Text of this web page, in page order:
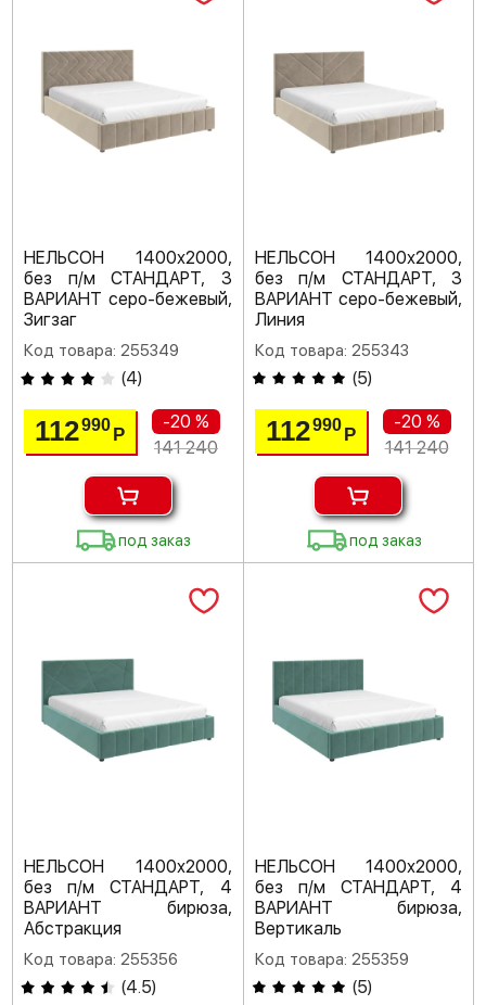
НЕЛЬСОН 1400х2000,
без п/м СТАНДАРТ, 3
ВАРИАНТ серо-бежевый,
Зигзаг
Код товара: 255349
(4)
112990Р
-20 %
141 240
под заказ
НЕЛЬСОН 1400х2000,
без п/м СТАНДАРТ, 3
ВАРИАНТ серо-бежевый,
Линия
Код товара: 255343
(5)
112990 Р
-20 %
141 240
под заказ
НЕЛЬСОН 1400х2000,
без п/м СТАНДАРТ, 4
ВАРИАНТ бирюза,
Абстракция
Код товара: 255356
(4.5)
НЕЛЬСОН 1400х2000,
без п/м СТАНДАРТ, 4
ВАРИАНТ бирюза,
Вертикаль
Код товара: 255359
(5)